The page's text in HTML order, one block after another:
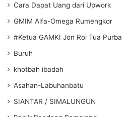
Cara Dapat Uang dari Upwork
GMIM Alfa-Omega Rumengkor
#Ketua GAMKI Jon Roi Tua Purba
Buruh
khotbah ibadah
Asahan-Labuhanbatu
SIANTAR / SIMALUNGUN